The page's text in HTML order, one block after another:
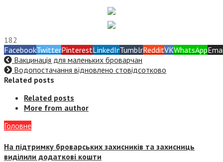
182
FacebookTwitterPinterestLinkedInTumblrRedditVKWhatsApp
Вакцинація для маленьких броварчан
Водопостачання відновлено стовідсотково
Related posts
Related posts
More from author
Головне
На підтримку броварських захисників та захисниць
виділили додаткові кошти